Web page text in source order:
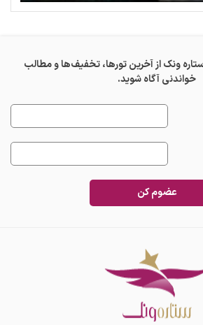
ونک از آخرین تورها، تخفیف‌ها و مطالب
خواندنی آگاه شوید.
عضوم کن